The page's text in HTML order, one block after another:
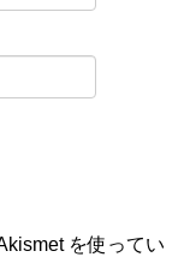
を使ってい